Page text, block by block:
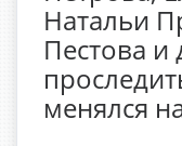
Натальи
Пестова
менялся